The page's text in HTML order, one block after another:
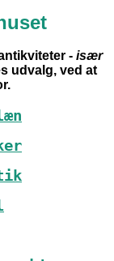
- især
udvalg, ved at